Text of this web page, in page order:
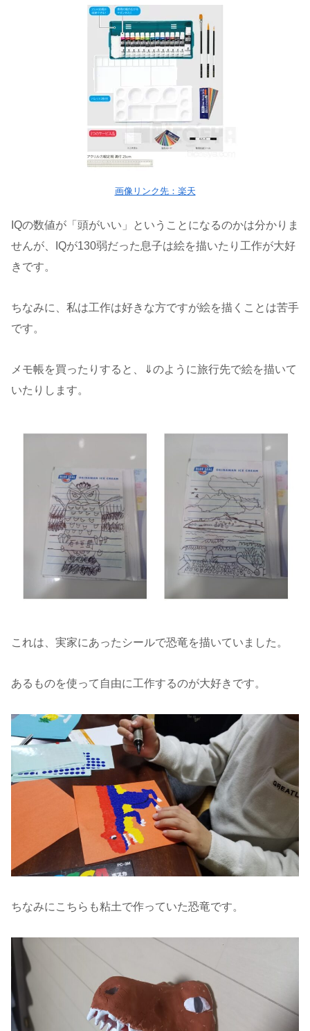
画像リンク先：楽天
IQの数値が「頭がいい」ということになるのかは分かりま
せんが、IQが130弱だった息子は絵を描いたり工作が大好
きです。
ちなみに、私は工作は好きな方ですが絵を描くことは苦手
です。
メモ帳を買ったりすると、⇓のように旅行先で絵を描いて
いたりします。
これは、実家にあったシールで恐竜を描いていました。
あるものを使って自由に工作するのが大好きです。
ちなみにこちらも粘土で作っていた恐竜です。